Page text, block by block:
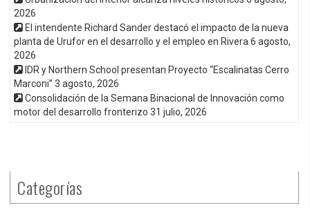
2026
El intendente Richard Sander destacó el impacto de la nueva
planta de Urufor en el desarrollo y el empleo en Rivera 6 agosto,
2026
IDR y Northern School presentan Proyecto “Escalinatas Cerro
Marconi” 3 agosto, 2026
Consolidación de la Semana Binacional de Innovación como
motor del desarrollo fronterizo 31 julio, 2026
Categorías